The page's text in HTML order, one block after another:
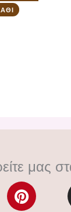
μας
P
i